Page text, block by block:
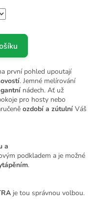
první pohled upoutají
. Jemné melírování
nádech. Ať už
pro hosty nebo
ozdobí a zútulní Váš
a
podkladem a je možné
.
je tou správnou volbou.